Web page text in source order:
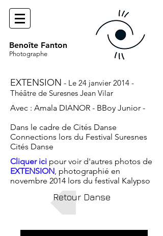
Benoîte Fanton
Photographe
EXTENSION - Le 24 janvier 2014 -
Théâtre de Suresnes Jean Vilar
Avec : Amala DIANOR - BBoy Junior -
Dans le cadre de Cités Danse
Connections lors du Festival Suresnes
Cités Danse
Cliquer ici pour voir d'autres photos de
EXTENSION, photographié en
novembre 2014 lors du festival Kalypso
Retour Danse